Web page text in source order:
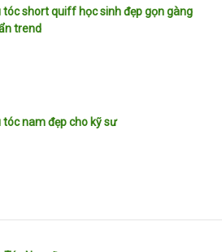
tóc short quiff học sinh đẹp gọn gàng
trend
tóc nam đẹp cho kỹ sư